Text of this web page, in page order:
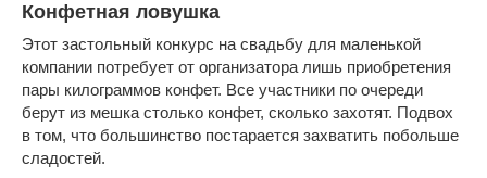
Конфетная ловушка
Этот застольный конкурс на свадьбу для маленькой
компании потребует от организатора лишь приобретения
пары килограммов конфет. Все участники по очереди
берут из мешка столько конфет, сколько захотят. Подвох
в том, что большинство постарается захватить побольше
сладостей.